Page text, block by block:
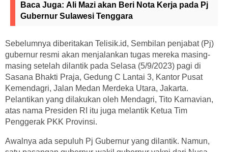
Baca Juga: Ali Mazi akan Beri Nota Kerja pada Pj
Gubernur Sulawesi Tenggara
Sebelumnya diberitakan Telisik.id, Sembilan penjabat (Pj)
gubernur resmi akan menjalankan tugas mereka masing-
masing setelah dilantik pada Selasa (5/9/2023) pagi di
Sasana Bhakti Praja, Gedung C Lantai 3, Kantor Pusat
Kemendagri, Jalan Medan Merdeka Utara, Jakarta.
Pelantikan yang dilakukan oleh Mendagri, Tito Karnavian,
atas nama Presiden RI itu juga melantik Ketua Tim
Penggerak PKK Provinsi.
Awalnya ada sepuluh Pj Gubernur yang dilantik. Namun,